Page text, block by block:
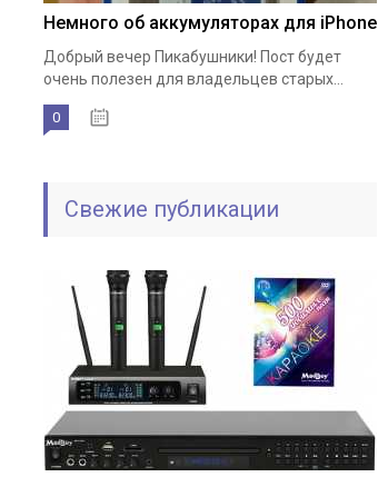
Немного об аккумуляторах для iPhone
Добрый вечер Пикабушники! Пост будет
очень полезен для владельцев старых...
0
Свежие публикации